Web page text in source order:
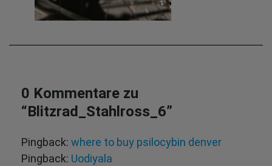
0 Kommentare zu
“Blitzrad_Stahlross_6”
Pingback: where to buy psilocybin denver​
Pingback: Uodiyala